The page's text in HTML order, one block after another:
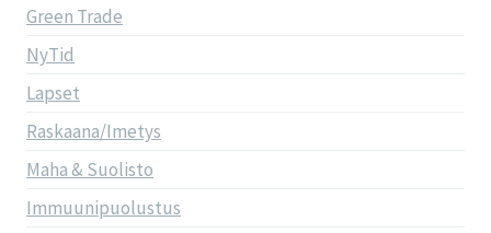
Green Trade
NyTid
Lapset
Raskaana/Imetys
Maha & Suolisto
Immuunipuolustus